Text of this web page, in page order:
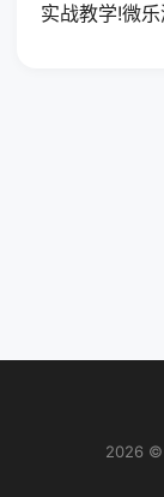
实战教学!微
2026 ©